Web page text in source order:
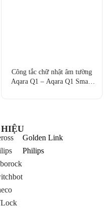
Công tắc chữ nhật âm tường
Aqara Q1 – Aqara Q1 Smart
Golden Link
Philips